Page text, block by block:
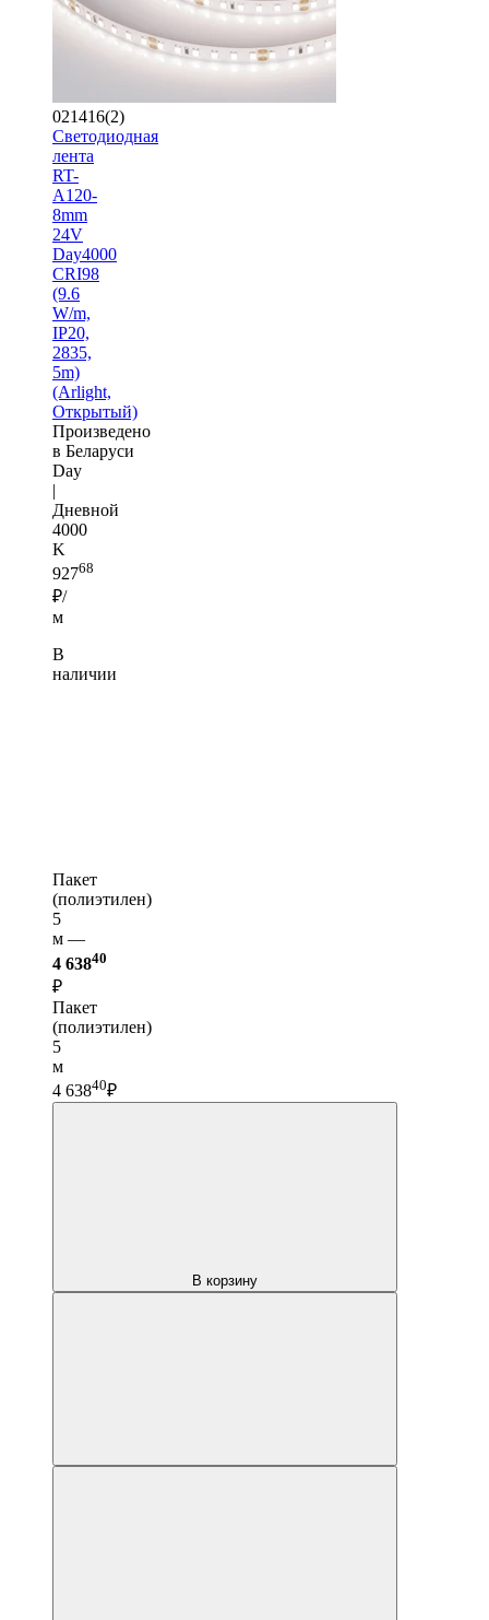
021416(2)
Светодиодная
лента
RT-
A120-
8mm
24V
Day4000
CRI98
(9.6
W/m,
IP20,
2835,
5m)
(Arlight,
Открытый)
Произведено
в Беларуси
Day
|
Дневной
4000
K
92768
₽/
м
В
наличии
Пакет
(полиэтилен)
5
м —
4 63840
₽
Пакет
(полиэтилен)
5
м
4 63840₽
В корзину